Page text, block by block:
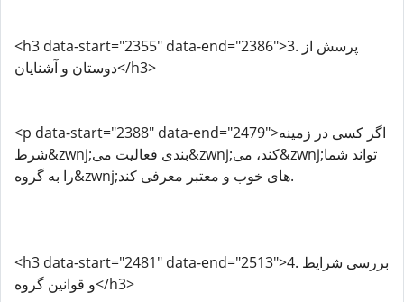
<h3 data-start="2355" data-end="2386">3. پرسش از
دوستان و آشنایان</h3>
<p data-start="2388" data-end="2479">اگر کسی در زمینه
شرط&zwnj;بندی فعالیت می&zwnj;کند، می&zwnj;تواند شما
را به گروه&zwnj;های خوب و معتبر معرفی کند.
<h3 data-start="2481" data-end="2513">4. بررسی شرایط
و قوانین گروه</h3>